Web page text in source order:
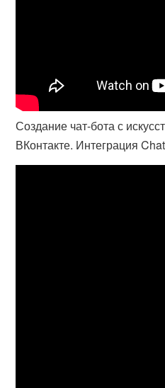
Создание чат-бота с
ВКонтакте. Интеграция